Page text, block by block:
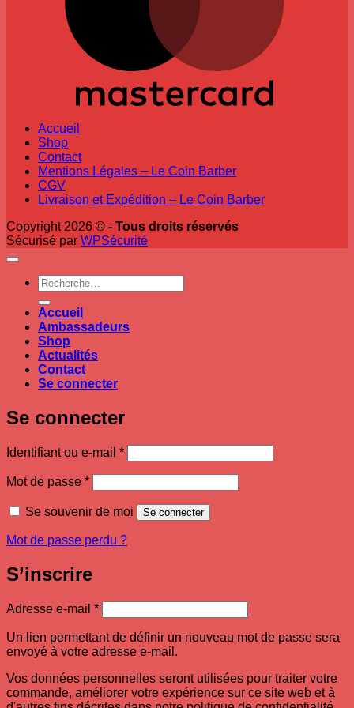
Accueil
Shop
Contact
Mentions Légales – Le Coin Barber
CGV
Livraison et Expédition – Le Coin Barber
Copyright 2026 © - Tous droits réservés
Sécurisé par WPSécurité
Recherche
pour :
Accueil
Ambassadeurs
Shop
Actualités
Contact
Se connecter
Se connecter
Identifiant ou e-mail *Obligatoire
Mot de passe *Obligatoire
Se souvenir de moi Se connecter
Mot de passe perdu ?
S’inscrire
Adresse e-mail *Obligatoire
Un lien permettant de définir un nouveau mot de passe sera
envoyé à votre adresse e-mail.
Vos données personnelles seront utilisées pour traiter votre
commande, améliorer votre expérience sur ce site web et à